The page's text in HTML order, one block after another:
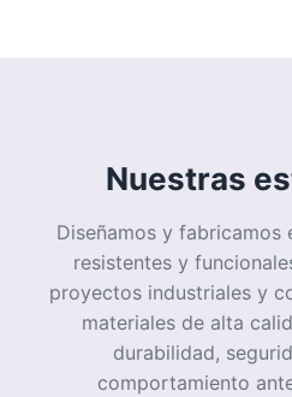
Nuestras
Diseñamos y fabricamos
resistentes y
proyectos industriales y
materiales de alta
durabilidad,
comportamiento